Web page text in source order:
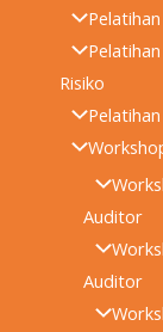
Risiko
Auditor
Auditor